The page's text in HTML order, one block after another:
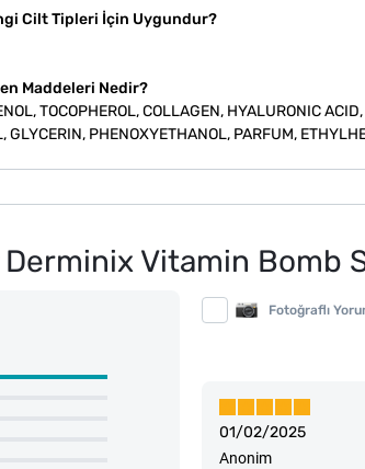
Cilt Tipleri İçin Uygundur?
Maddeleri Nedir?
TOCOPHEROL, COLLAGEN, HYALURONIC
GLYCERIN, PHENOXYETHANOL, PARFUM,
Derminix Vitamin Bomb
Fotoğraflı
01/02/2025
Anonim